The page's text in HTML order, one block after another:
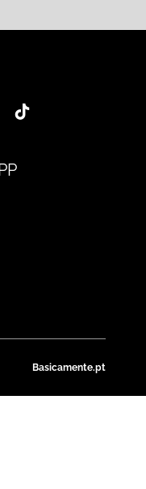
Basicamente.pt